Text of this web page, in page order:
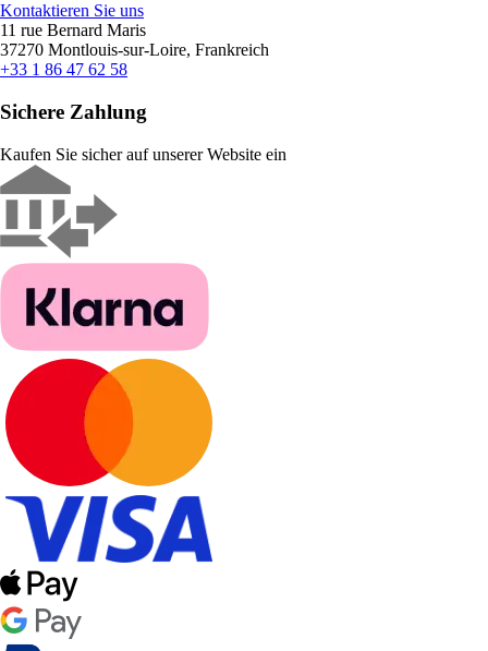
Kontaktieren Sie uns
11 rue Bernard Maris
37270 Montlouis-sur-Loire, Frankreich
+33 1 86 47 62 58
Sichere Zahlung
Kaufen Sie sicher auf unserer Website ein